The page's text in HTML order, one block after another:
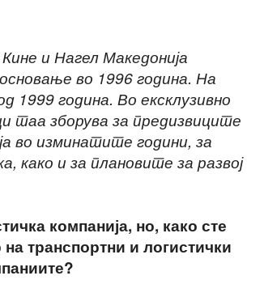
и Нагел Македонија
во 1996 година. На
1999 година. Во ексклузивно
таа зборува за предизвиците
во изминатите години, за
како и за плановите за развој
компанија, но, како сте
транспортни и логистички